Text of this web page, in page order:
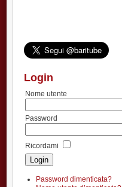
Login
Nome utente
Password
Ricordami
Password dimenticata?